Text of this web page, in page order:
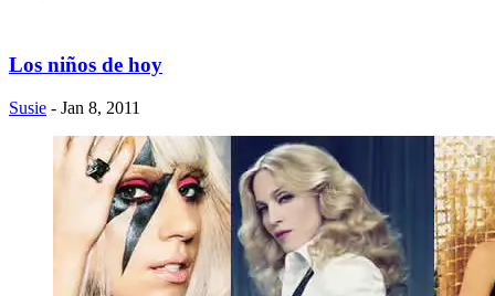
Los niños de hoy
Susie - Jan 8, 2011